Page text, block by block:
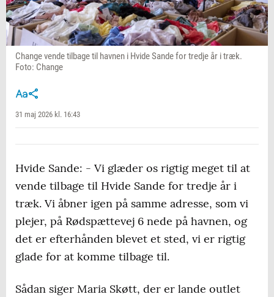
Change vende tilbage til havnen i Hvide Sande for tredje år i træk.
Foto: Change
31 maj 2026 kl. 16:43
Hvide Sande: - Vi glæder os rigtig meget til at
vende tilbage til Hvide Sande for tredje år i
træk. Vi åbner igen på samme adresse, som vi
plejer, på Rødspættevej 6 nede på havnen, og
det er efterhånden blevet et sted, vi er rigtig
glade for at komme tilbage til.
Sådan siger Maria Skøtt, der er lande outlet